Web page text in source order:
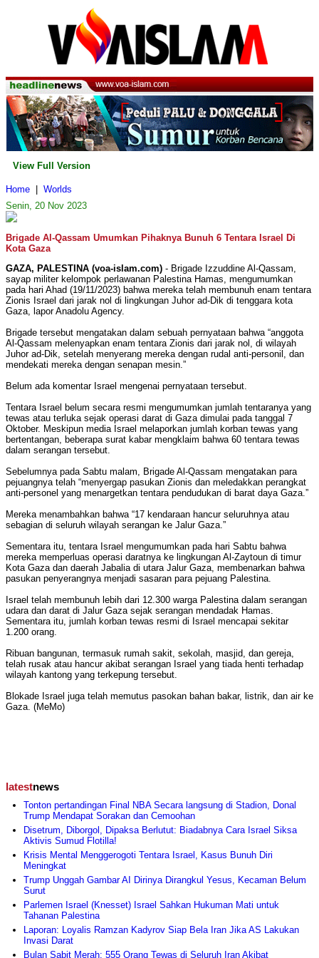
View Full Version
Home
Worlds
Senin, 20 Nov 2023
Brigade Al-Qassam Umumkan Pihaknya Bunuh 6 Tentara Israel Di
Kota Gaza
GAZA, PALESTINA (voa-islam.com) - Brigade Izzuddine Al-Qassam,
sayap militer kelompok perlawanan Palestina Hamas, mengumumkan
pada hari Ahad (19/11/2023) bahwa mereka telah membunuh enam tentara
Zionis Israel dari jarak nol di lingkungan Juhor ad-Dik di tenggara kota
Gaza, lapor Anadolu Agency.
Brigade tersebut mengatakan dalam sebuah pernyataan bahwa “anggota
Al-Qassam melenyapkan enam tentara Zionis dari jarak nol, di wilayah
Juhor ad-Dik, setelah menyerang mereka dengan rudal anti-personil, dan
mendekati mereka dengan senapan mesin.”
Belum ada komentar Israel mengenai pernyataan tersebut.
Tentara Israel belum secara resmi mengumumkan jumlah tentaranya yang
tewas atau terluka sejak operasi darat di Gaza dimulai pada tanggal 7
Oktober. Meskipun media Israel melaporkan jumlah korban tewas yang
bertentangan, beberapa surat kabar mengklaim bahwa 60 tentara tewas
dalam serangan tersebut.
Sebelumnya pada Sabtu malam, Brigade Al-Qassam mengatakan para
pejuangnya telah “menyergap pasukan Zionis dan meledakkan perangkat
anti-personel yang menargetkan tentara pendudukan di barat daya Gaza.”
Mereka menambahkan bahwa “17 kendaraan hancur seluruhnya atau
sebagian di seluruh wilayah serangan ke Jalur Gaza.”
Sementara itu, tentara Israel mengumumkan pada hari Sabtu bahwa
mereka memperluas operasi daratnya ke lingkungan Al-Zaytoun di timur
Kota Gaza dan daerah Jabalia di utara Jalur Gaza, membenarkan bahwa
pasukan penyerangnya menjadi sasaran para pejuang Palestina.
Israel telah membunuh lebih dari 12.300 warga Palestina dalam serangan
udara dan darat di Jalur Gaza sejak serangan mendadak Hamas.
Sementara itu, jumlah korban tewas resmi di Israel mencapai sekitar
1.200 orang.
Ribuan bangunan, termasuk rumah sakit, sekolah, masjid, dan gereja,
telah rusak atau hancur akibat serangan Israel yang tiada henti terhadap
wilayah kantong yang terkepung tersebut.
Blokade Israel juga telah memutus pasokan bahan bakar, listrik, dan air ke
Gaza. (MeMo)
latestnews
Tonton pertandingan Final NBA Secara langsung di Stadion, Donal
Trump Mendapat Sorakan dan Cemoohan
Disetrum, Diborgol, Dipaksa Berlutut: Biadabnya Cara Israel Siksa
Aktivis Sumud Flotilla!
Krisis Mental Menggerogoti Tentara Israel, Kasus Bunuh Diri
Meningkat
Trump Unggah Gambar AI Dirinya Dirangkul Yesus, Kecaman Belum
Surut
Parlemen Israel (Knesset) Israel Sahkan Hukuman Mati untuk
Tahanan Palestina
Laporan: Loyalis Ramzan Kadyrov Siap Bela Iran Jika AS Lakukan
Invasi Darat
Bulan Sabit Merah: 555 Orang Tewas di Seluruh Iran Akibat